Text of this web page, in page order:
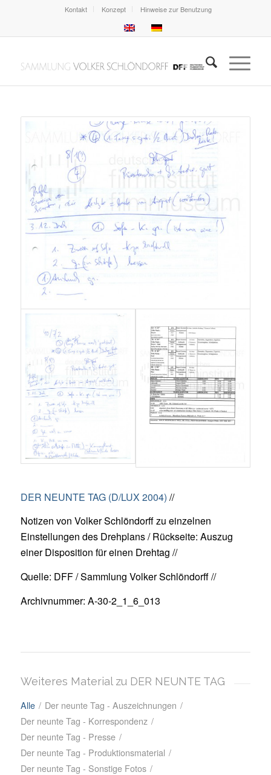
Kontakt Konzept Hinweise zur Benutzung
DER NEUNTE TAG (D/LUX 2004) //
Notizen von Volker Schlöndorff zu einzelnen
Einstellungen des Drehplans / Rückseite: Auszug
einer Disposition für einen Drehtag //
Quelle: DFF / Sammlung Volker Schlöndorff //
Archivnummer: A-30-2_1_6_013
Weiteres Material zu DER NEUNTE TAG
Alle / Der neunte Tag - Auszeichnungen /
Der neunte Tag - Korrespondenz /
Der neunte Tag - Presse /
Der neunte Tag - Produktionsmaterial /
Der neunte Tag - Sonstige Fotos /